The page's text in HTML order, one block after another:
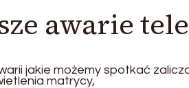
awarie
jakie możemy spotkać
matrycy,